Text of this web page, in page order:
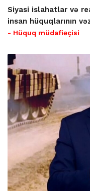
Siyasi islahatlar və
insan hüquqlarının
- Hüquq müdafiəçisi